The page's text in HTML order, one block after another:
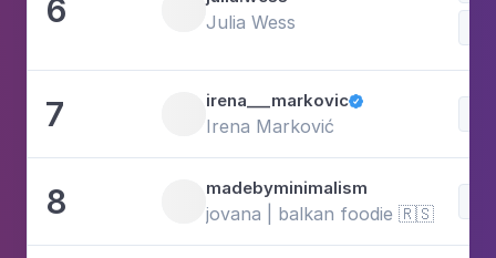
6 Julia Wess
7 irena___markovic
Irena Marković
8 madebyminimalism
jovana | balkan foodie 🇷🇸